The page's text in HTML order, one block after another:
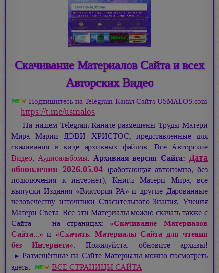
Скачивание Материалов Сайта и всех
Авторских Видео
Подпишитесь на Telegram-Канал Сайта USMALOS.com
— https://t.me/usmalos
На нашем Telegram-Канале размещены Труды Матери
МираМарии ДЭВИ ХРИСТОС, представленные для
скачивания в виде архивных файлов. Все Авторские
Видео,Аудиоальбомы, Архивная версия Сайта:Дата
обновления 2026.05.04 (работающая автономно, без
подключения к интернет), Книги Матери Мира, все
выпуски Издания «Виктория РА» и другие Дарованные
человечеству източники Спасительного Знания, Учения
Матери Света. Все эти Материалы можно скачать также с
Сайта — на страницах: «Скачивание Материалов
Сайта...» и «Скачать. Материалы Сайта для чтения
без Интернета». Пожалуйста, обновите архивы!
► Размещённые на Сайте Материалы можно посмотреть
здесь:
ВСЕ СТРАНИЦЫ САЙТА